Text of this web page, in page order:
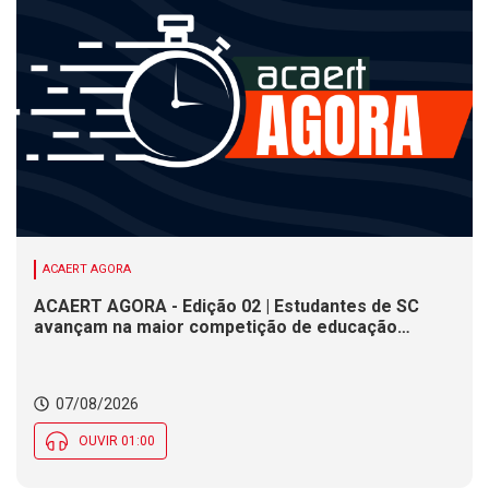
ACAERT AGORA
ACAERT AGORA - Edição 02 | Estudantes de SC
avançam na maior competição de educação
Social nesta sexta (7)
07/08/2026
OUVIR 01:00